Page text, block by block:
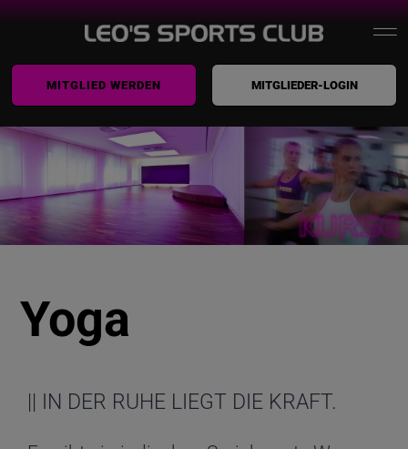
springen
Home
Leo’s
Training
Kurse
Yogastudio
Wellness
MITGLIED WERDEN MITGLIEDER-LOGIN
Yoga
|| IN DER RUHE LIEGT DIE KRAFT.